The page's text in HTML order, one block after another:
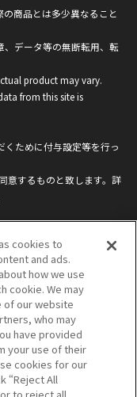
商品とは多少異なること
データ等の無断転用、転
product may vary.
from this site is
ために付与設定等を行っ
意するものと致します。詳
Sell or Share My
Information
ャルメディアポリシー
合わせ
cookies to
and ads.
how we use
cookie. We may
of our website
who may
have provided
your use of their
cookies for our
“Reject All